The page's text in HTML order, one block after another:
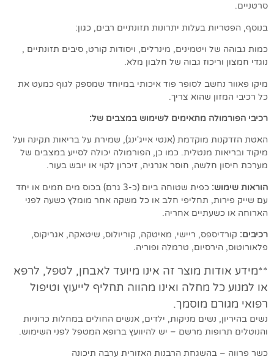
סרטניים.
בנוסף, הפטריות בעלות יתרונות תזונתיים רבים, כגון:
כמות גבוהה של ויטמינים, מינרלים, ויסודות קורט, סיבים תזונתיים ,
נוגדי חמצון וריכוז גבוה של חלבון מלא.
מיקו פאוור נחשב לסופר פוד איכותי במיוחד שמספק לגוף כמעט את
כל רכיבי המזון שהוא צריך.
רכיבי הפורמולה מתאימים לשימוש במצבים של:
האטת הזדקנות מוקדמת (אנטי אייג'ינג), שמירת על בריאות תקינה ועל
מיקוד ובריאות מנטלית. כמו כן, הפורמולה יכולה לסייע במצבים של
מערכת חיסון חלשה, חוסר אנרגיה, זיכרון לקוי או יובש בעור.
הוראות שימוש:
כפית שטוחה ביום (כ-3 גרם) בכוס מים חמים או יחד
עם שייק פירות, תחליפי חלב או כל משקה אחר מומלץ כשעה לפני
הארוחה או כשעתיים אחריה.
רכיבים: קורדיספס, ריישי, מאיטקה, קוריולוס, שיטאקה, אגריקוס,
פלאורוטוס, הירסיום, טרמלה ופוריה.
**מידע אודות מוצר זה אינו מיועד לאבחן, לטפל, לרפא
או למנוע כל מחלה ואינו מהווה תחליף לייעוץ וטיפול
רפואי מגורם מוסמך.
נשים בהיריון, נשים מניקות, ילדים, אנשים החולים במחלות כרוניות
והנוטלים תרופות מרשם – יש להיוועץ ברופא המטפל לפני השימוש.
כשר פרווה – בהשגחת הרבנות האזורית ערבה תיכונה